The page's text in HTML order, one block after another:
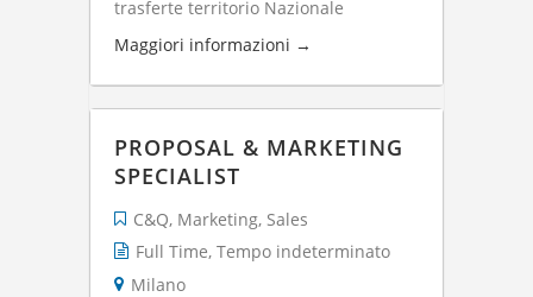
trasferte territorio Nazionale
Maggiori informazioni
PROPOSAL & MARKETING
SPECIALIST
C&Q Marketing Sales
Full Time Tempo indeterminato
Milano